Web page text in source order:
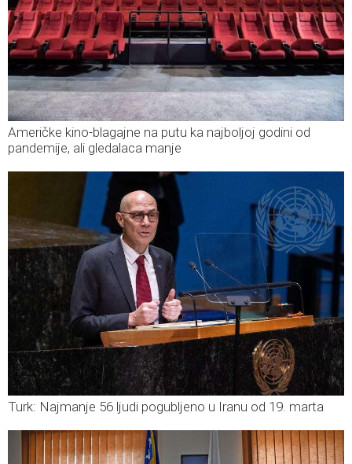
Američke kino-blagajne na putu ka najboljoj godini od
pandemije, ali gledalaca manje
Turk: Najmanje 56 ljudi pogubljeno u Iranu od 19. marta